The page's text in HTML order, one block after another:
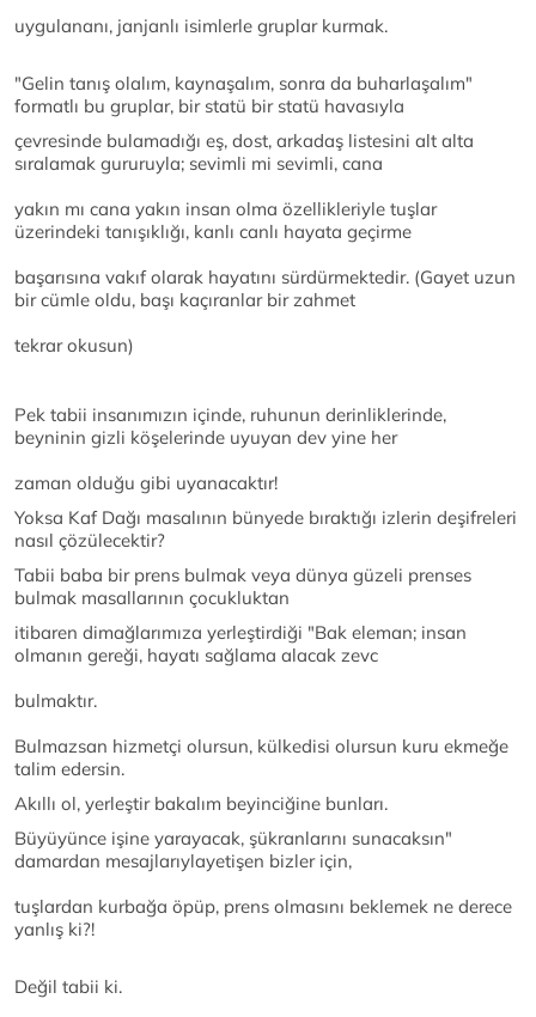
uygulananı, janjanlı isimlerle gruplar kurmak.
"Gelin tanış olalım, kaynaşalım, sonra da buharlaşalım"
formatlı bu gruplar, bir statü bir statü havasıyla
çevresinde bulamadığı eş, dost, arkadaş listesini alt alta
sıralamak gururuyla; sevimli mi sevimli, cana
yakın mı cana yakın insan olma özellikleriyle tuşlar
üzerindeki tanışıklığı, kanlı canlı hayata geçirme
başarısına vakıf olarak hayatını sürdürmektedir. (Gayet uzun
bir cümle oldu, başı kaçıranlar bir zahmet
tekrar okusun)
Pek tabii insanımızın içinde, ruhunun derinliklerinde,
beyninin gizli köşelerinde uyuyan dev yine her
zaman olduğu gibi uyanacaktır!
Yoksa Kaf Dağı masalının bünyede bıraktığı izlerin deşifreleri
nasıl çözülecektir?
Tabii baba bir prens bulmak veya dünya güzeli prenses
bulmak masallarının çocukluktan
itibaren dimağlarımıza yerleştirdiği "Bak eleman; insan
olmanın gereği, hayatı sağlama alacak zevc
bulmaktır.
Bulmazsan hizmetçi olursun, külkedisi olursun kuru ekmeğe
talim edersin.
Akıllı ol, yerleştir bakalım beyinciğine bunları.
Büyüyünce işine yarayacak, şükranlarını sunacaksın"
damardan mesajlarıylayetişen bizler için,
tuşlardan kurbağa öpüp, prens olmasını beklemek ne derece
yanlış ki?!
Değil tabii ki.